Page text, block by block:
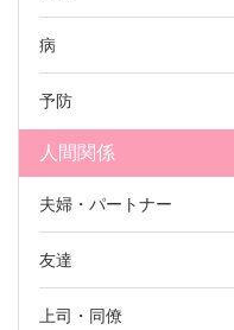
病
予防
人間関係
夫婦・パートナー
友達
上司・同僚